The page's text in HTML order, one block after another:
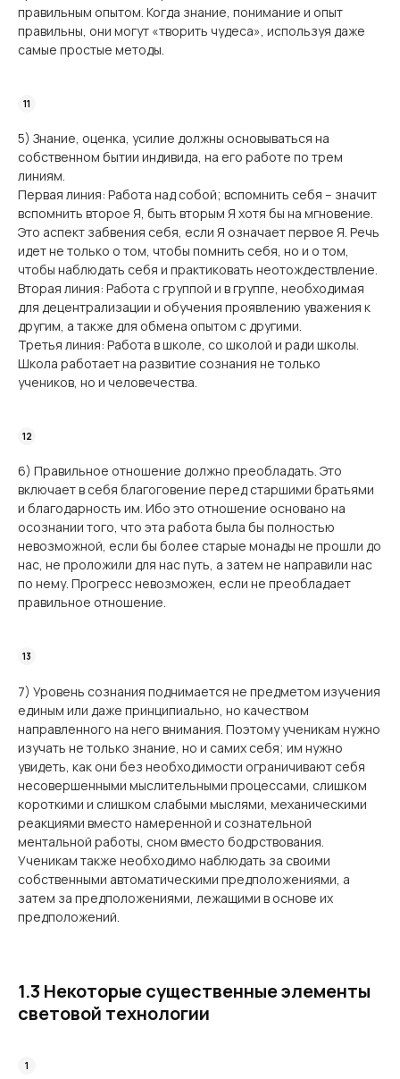
правильным опытом. Когда знание, понимание и опыт
правильны, они могут «творить чудеса», используя даже
самые простые методы.
5) Знание, оценка, усилие должны основываться на
собственном бытии индивида, на его работе по трем
линиям.
Первая линия: Работа над собой; вспомнить себя – значит
вспомнить второе Я, быть вторым Я хотя бы на мгновение.
Это аспект забвения себя, если Я означает первое Я. Речь
идет не только о том, чтобы помнить себя, но и о том,
чтобы наблюдать себя и практиковать неотождествление.
Вторая линия: Работа с группой и в группе, необходимая
для децентрализации и обучения проявлению уважения к
другим, а также для обмена опытом с другими.
Третья линия: Работа в школе, со школой и ради школы.
Школа работает на развитие сознания не только
учеников, но и человечества.
6) Правильное отношение должно преобладать. Это
включает в себя благоговение перед старшими братьями
и благодарность им. Ибо это отношение основано на
осознании того, что эта работа была бы полностью
невозможной, если бы более старые монады не прошли до
нас, не проложили для нас путь, а затем не направили нас
по нему. Прогресс невозможен, если не преобладает
правильное отношение.
7) Уровень сознания поднимается не предметом изучения
единым или даже принципиально, но качеством
направленного на него внимания. Поэтому ученикам нужно
изучать не только знание, но и самих себя; им нужно
увидеть, как они без необходимости ограничивают себя
несовершенными мыслительными процессами, слишком
короткими и слишком слабыми мыслями, механическими
реакциями вместо намеренной и сознательной
ментальной работы, сном вместо бодрствования.
Ученикам также необходимо наблюдать за своими
собственными автоматическими предположениями, а
затем за предположениями, лежащими в основе их
предположений.
1.3 Некоторые существенные элементы
световой технологии